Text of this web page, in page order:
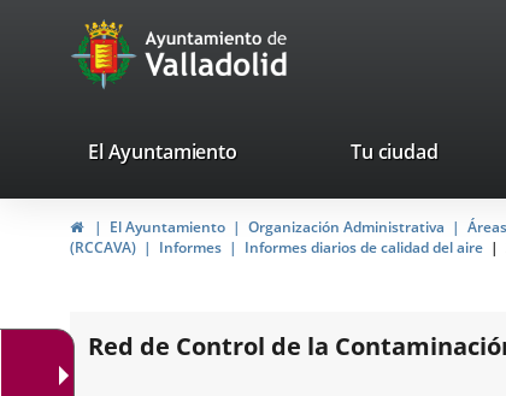
Portal
Web
Ayuntamiento
de
Valladolid
valladolid.es
El Ayuntamiento Tu ciudad
HomeEl Ayuntamiento Organización Administrativa Áreas
(RCCAVA)
Informes Informes diarios de calidad del aire
Red de Control de la